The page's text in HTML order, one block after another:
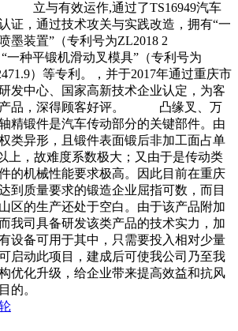
立与有效运作,通过了TS16949汽车
证，通过技术攻关与实践改造，拥有“一
墨装置”（专利号为ZL2018 2
“一种平锻机滑动叉模具”（专利号为
）等专利。，并于2017年通过重庆市
发中心、国家高新技术企业认定，为客
产品，深得顾客好评。 凸缘叉、万
精锻件是汽车传动部分的关键部件。由
类异形，且锻件表面锻后非加工面占单
上，故难度系数极大；又由于是传动类
的机械性能要求极高。因此目前在重庆
到质量要求的锻造企业屈指可数，而目
区的生产还处于空白。由于该产品附加
我司具备研发该类产品的技术实力，加
设备可用于其中，只需要投入相对少量
启动此项目，建成后可使我公司乃至我
优化升级，给企业带来提高效益和抗风
的。